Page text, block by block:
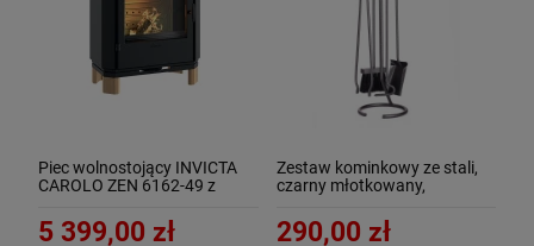
Piec wolnostojący INVICTA
CAROLO ZEN 6162-49 z
5 399,00 zł
Zestaw kominkowy ze stali,
czarny młotkowany,
Z-3124-2-CZ/MŁ
290,00 zł